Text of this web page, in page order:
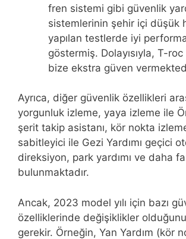
fren sistemi gibi güvenlik
sistemlerinin şehir içi düşük
yapılan testlerde iyi
göstermiş. Dolayısıyla, T-
bize ekstra güven
Ayrıca, diğer güvenlik özellikleri
yorgunluk izleme, yaya izleme ile
şerit takip asistanı, kör nokta
sabitleyici ile Gezi Yardımı geçici
direksiyon, park yardımı ve daha
bulunmaktadır.
Ancak, 2023 model yılı için bazı
özelliklerinde değişiklikler
gerekir. Örneğin, Yan Yardım (kör